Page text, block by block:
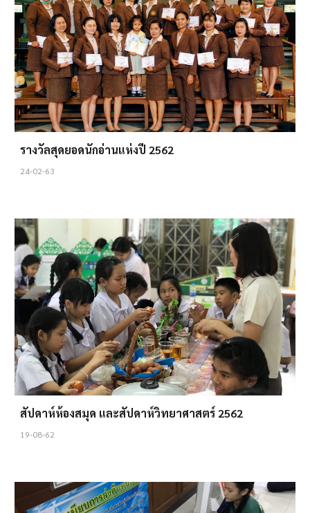
รางวัลสุดยอดนักอ่านแห่งปี 2562
24-02-63
สัปดาห์ห้องสมุด และสัปดาห์วิทยาศาสตร์ 2562
19-08-62